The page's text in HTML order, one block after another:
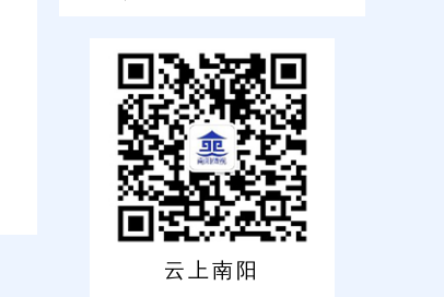
云上南阳